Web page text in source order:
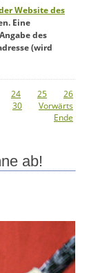
Website des
Eine
des
(wird
24 25
26
30
Vorwärts
Ende
ab!